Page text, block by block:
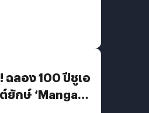
ฉลอง 100 ปีชูเอ
ยักษ์ ‘Manga